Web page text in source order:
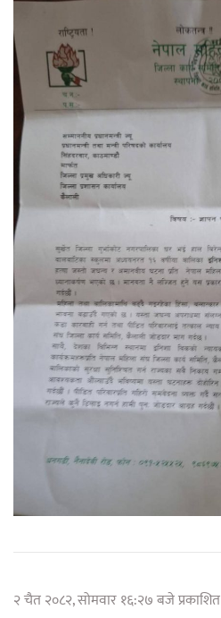
२ चैत २०८२, सोमवार १६:२७ बजे प्रकाशित